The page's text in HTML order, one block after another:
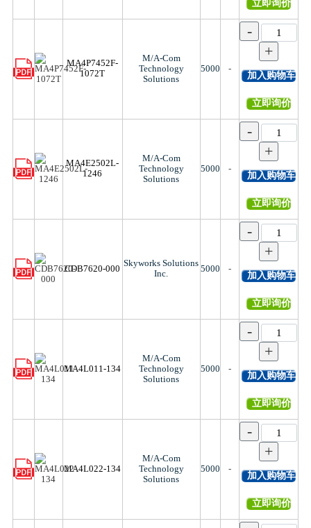
立即询价
MA4P7452F-
1072T
M/A-Com
Technology
Solutions
5000 -
-
+
加入购物车
立即询价
MA4E2502L-
1246
M/A-Com
Technology
Solutions
5000 -
-
+
加入购物车
立即询价
CDB7620-000
Skyworks Solutions
Inc.
5000 -
-
+
加入购物车
立即询价
MA4L011-134
M/A-Com
Technology
Solutions
5000 -
-
+
加入购物车
立即询价
MA4L022-134
M/A-Com
Technology
Solutions
5000 -
-
+
加入购物车
立即询价